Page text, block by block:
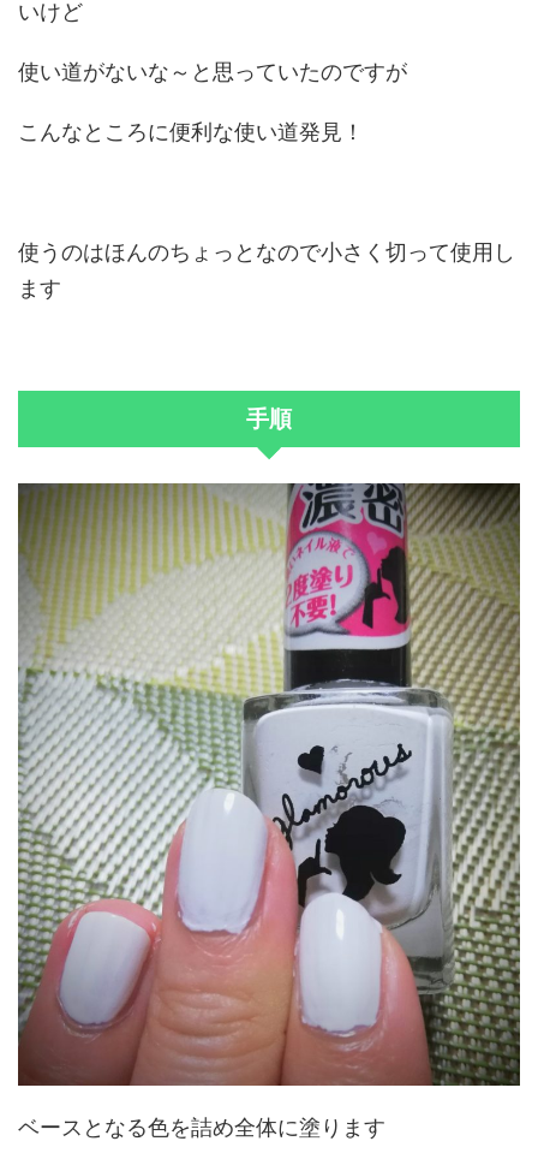
いけど
使い道がないな～と思っていたのですが
こんなところに便利な使い道発見！
使うのはほんのちょっとなので小さく切って使用し
ます
手順
ベースとなる色を詰め全体に塗ります